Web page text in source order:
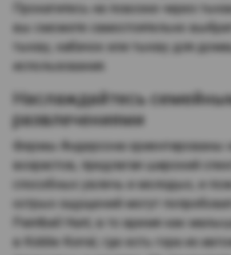
Прокатитесь на повозке через
вы сможете самостоятельно
тыкву, кабачок или тыкву для
использования.
Наслаждайтесь
развлечениями
Фермы Андерсона ориентированы
возрастов, предлагая широкий
способных увлечь и молодых, и
острых ощущений могут
Paintball Hunt, в то время как
в Kiddie Korral, где есть гора из